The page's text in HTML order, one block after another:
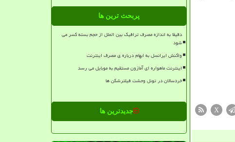
X
پربحث ترین ها
دقیقا به اندازه مصرف ترافیک بین الملل از حجم بسته کسر می
شود
واکنش ایرانسل به ابهام درباره ی مصرف اینترنت
اینترنت ماهواره ای آمازون مستقیم به موبایل می رسد
خردسالان در تونل وحشت فیلترشکن ها
جدیدترین ها